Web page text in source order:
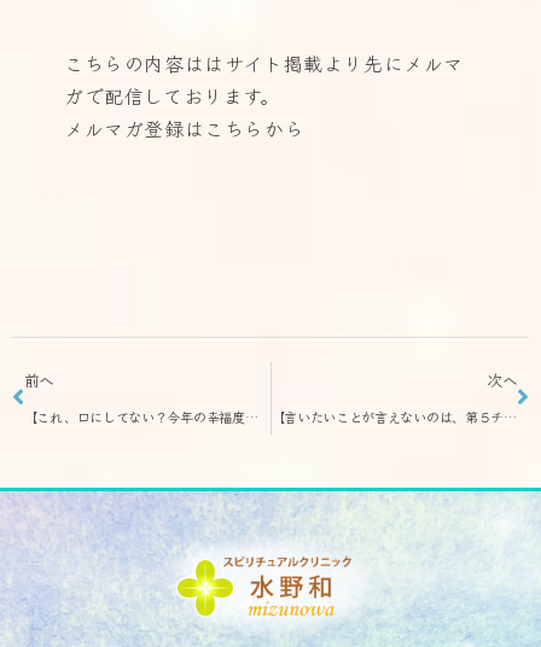
こちらの内容ははサイト掲載より先に メルマ
ガで配信しております。
メルマガ登録はこちらから
前へ
【これ、口にしてない？今年の幸福度を下げる言葉】これを手放せたら、心はずいぶん軽くなります
次へ
【言いたいことが言えないのは、第５チャクラが動いてないせいかも】言葉を飲み込むクセ、もう卒業しましょう！